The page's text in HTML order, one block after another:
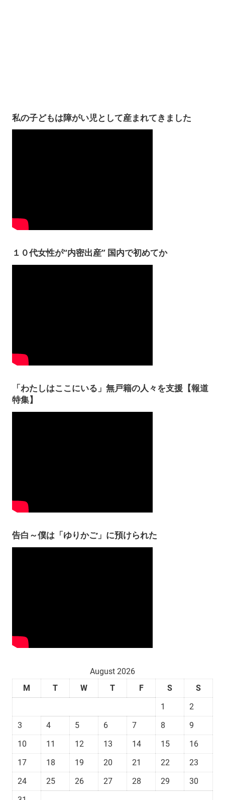
私の子どもは障がい児として産まれてきました
１０代女性が“内密出産” 国内で初めてか
「わたしはここにいる」無戸籍の人々を支援【報道
特集】
告白～僕は「ゆりかご」に預けられた
August 2026
M
T W T F S
S
1
2
3
4 5 6 7 8
9
10
11 12 13 14 15
16
17
18 19 20 21 22
23
24
25 26 27 28 29
30